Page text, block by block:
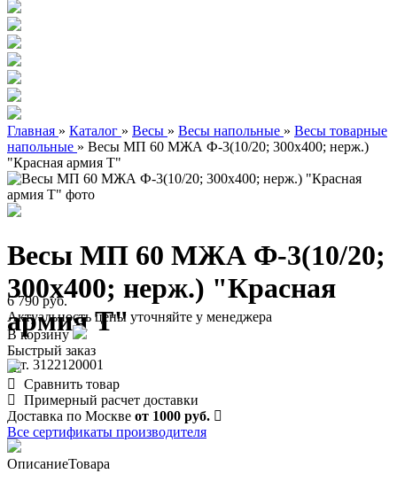
Главная » Каталог » Весы » Весы напольные » Весы товарные
напольные » Весы МП 60 МЖА Ф-3(10/20; 300х400; нерж.)
"Красная армия Т"
Весы МП 60 МЖА Ф-3(10/20;
300х400; нерж.) "Красная
армия Т"
арт. 3122120001
6 790 руб.
Актуальность цены уточняйте у менеджера
В корзину
Быстрый заказ
Сравнить товар
Примерный расчет доставки
Доставка по Москве от 1000 руб.
Все сертификаты производителя
ОписаниеТовара